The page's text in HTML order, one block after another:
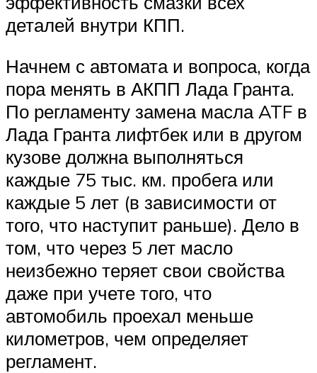
деталей внутри КПП.
Начнем с автомата и вопроса, когда
пора менять в АКПП Лада Гранта.
По регламенту замена масла ATF в
Лада Гранта лифтбек или в другом
кузове должна выполняться
каждые 75 тыс. км. пробега или
каждые 5 лет (в зависимости от
того, что наступит раньше). Дело в
том, что через 5 лет масло
неизбежно теряет свои свойства
даже при учете того, что
автомобиль проехал меньше
километров, чем определяет
регламент.